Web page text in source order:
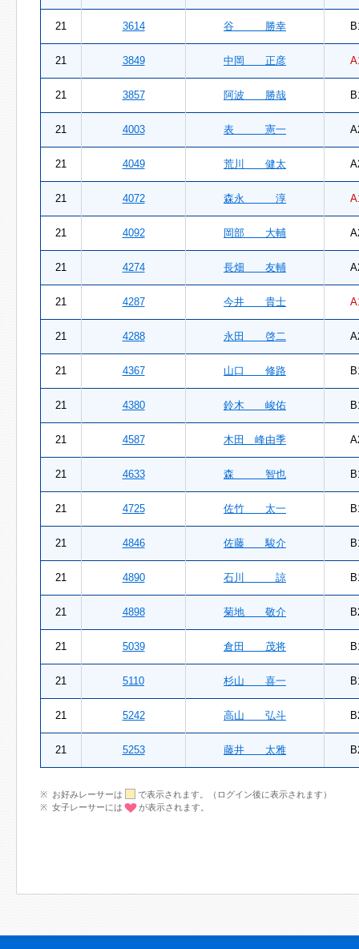
21 3614 谷 勝幸
21 3849 中岡 正彦
21 3857 阿波 勝哉
21 4003 表 憲一
21 4049 荒川 健太
21 4072 森永 淳
21 4092 岡部 大輔
21 4274 長畑 友輔
21 4287 今井 貴士
21 4288 永田 啓二
21 4367 山口 修路
21 4380 鈴木 峻佑
21 4587 木田 峰由季
21 4633 森 智也
21 4725 佐竹 太一
21 4846 佐藤 駿介
21 4890 石川 諒
21 4898 菊地 敬介
21 5039 倉田 茂将
21 5110 杉山 喜一
21 5242 高山 弘斗
21 5253 藤井 太雅
お好みレーサーは
で表示されます。（ログイン後に表示されます）
女子レーサーには
が表示されます。